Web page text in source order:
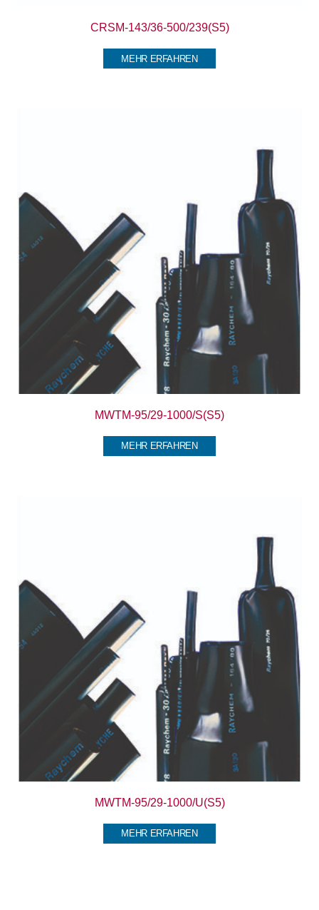
CRSM-143/36-500/239(S5)
MEHR ERFAHREN
MWTM-95/29-1000/S(S5)
MEHR ERFAHREN
MWTM-95/29-1000/U(S5)
MEHR ERFAHREN